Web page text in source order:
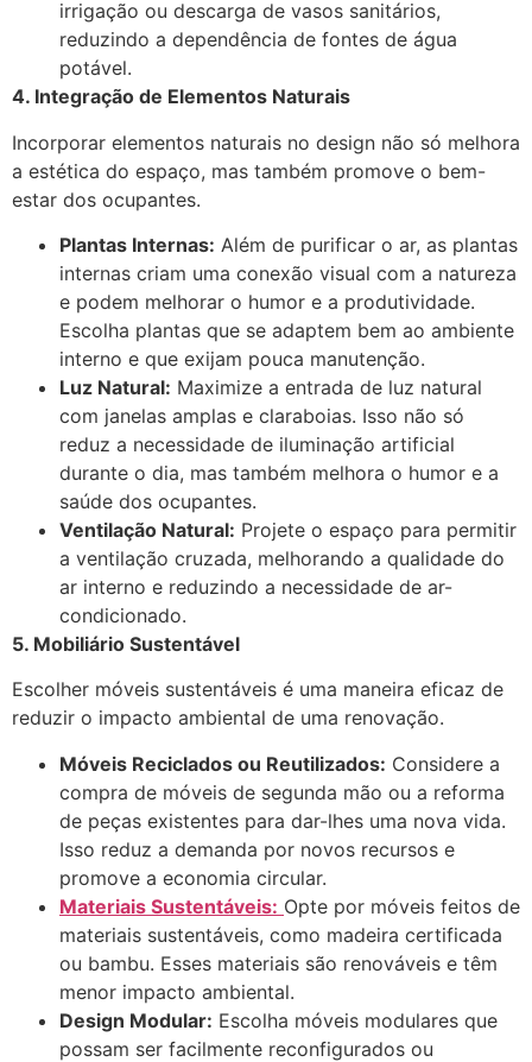
irrigação ou descarga de vasos sanitários,
reduzindo a dependência de fontes de água
potável.
4. Integração de Elementos Naturais
Incorporar elementos naturais no design não só melhora
a estética do espaço, mas também promove o bem-
estar dos ocupantes.
Plantas Internas: Além de purificar o ar, as plantas
internas criam uma conexão visual com a natureza
e podem melhorar o humor e a produtividade.
Escolha plantas que se adaptem bem ao ambiente
interno e que exijam pouca manutenção.
Luz Natural: Maximize a entrada de luz natural
com janelas amplas e claraboias. Isso não só
reduz a necessidade de iluminação artificial
durante o dia, mas também melhora o humor e a
saúde dos ocupantes.
Ventilação Natural: Projete o espaço para permitir
a ventilação cruzada, melhorando a qualidade do
ar interno e reduzindo a necessidade de ar-
condicionado.
5. Mobiliário Sustentável
Escolher móveis sustentáveis é uma maneira eficaz de
reduzir o impacto ambiental de uma renovação.
Móveis Reciclados ou Reutilizados: Considere a
compra de móveis de segunda mão ou a reforma
de peças existentes para dar-lhes uma nova vida.
Isso reduz a demanda por novos recursos e
promove a economia circular.
Materiais Sustentáveis: Opte por móveis feitos de
materiais sustentáveis, como madeira certificada
ou bambu. Esses materiais são renováveis e têm
menor impacto ambiental.
Design Modular: Escolha móveis modulares que
possam ser facilmente reconfigurados ou